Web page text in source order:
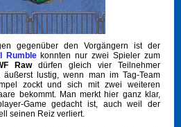
gegenüber den Vorgängern ist der
Rumblekonnten nur zwei Spieler zum
Rawdürfen gleich vier Teilnehmer
lustig, wenn man im Tag-Team
zockt und sich mit zwei weiteren
bekommt. Man merkt hier ganz klar,
Game gedacht ist, auch weil der
seinen Reiz verliert.